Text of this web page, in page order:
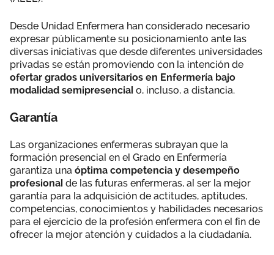
Desde Unidad Enfermera han considerado necesario
expresar públicamente su posicionamiento ante las
diversas iniciativas que desde diferentes universidades
privadas se están promoviendo con la intención de
ofertar grados universitarios en Enfermería bajo
modalidad semipresencial o, incluso, a distancia.
Garantía
Las organizaciones enfermeras subrayan que la
formación presencial en el Grado en Enfermería
garantiza una óptima competencia y desempeño
profesional de las futuras enfermeras, al ser la mejor
garantía para la adquisición de actitudes, aptitudes,
competencias, conocimientos y habilidades necesarios
para el ejercicio de la profesión enfermera con el fin de
ofrecer la mejor atención y cuidados a la ciudadanía.